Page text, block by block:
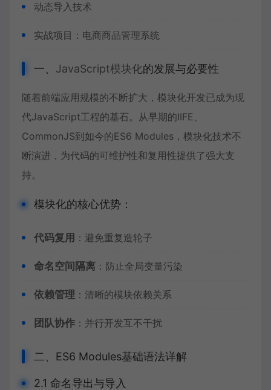
动态导入技术
实战项目：电商商品管理系统
一、 JavaScript模块化的发展与必要性
随着前端应用规模的不断扩大，模块化开发已成为现
代JavaScript工程的基石。从早期的IIFE、
CommonJS到如今的ES6 Modules ，模块化技术不
断演进，为代码的可维护性和复用性提供了强大支
持。
模块化的核心优势：
代码复用 ：避免重复造轮子
命名空间隔离 ：防止全局变量污染
依赖管理 ：清晰的模块依赖关系
团队协作 ：并行开发互不干扰
二、ES6 Modules基础语法详解
2.1 命名导出与导入